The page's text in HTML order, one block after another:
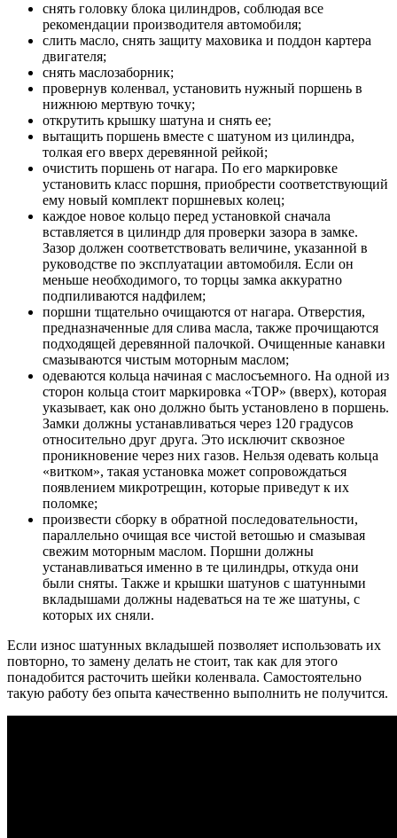
снять головку блока цилиндров, соблюдая все
рекомендации производителя автомобиля;
слить масло, снять защиту маховика и поддон картера
двигателя;
снять маслозаборник;
провернув коленвал, установить нужный поршень в
нижнюю мертвую точку;
открутить крышку шатуна и снять ее;
вытащить поршень вместе с шатуном из цилиндра,
толкая его вверх деревянной рейкой;
очистить поршень от нагара. По его маркировке
установить класс поршня, приобрести соответствующий
ему новый комплект поршневых колец;
каждое новое кольцо перед установкой сначала
вставляется в цилиндр для проверки зазора в замке.
Зазор должен соответствовать величине, указанной в
руководстве по эксплуатации автомобиля. Если он
меньше необходимого, то торцы замка аккуратно
подпиливаются надфилем;
поршни тщательно очищаются от нагара. Отверстия,
предназначенные для слива масла, также прочищаются
подходящей деревянной палочкой. Очищенные канавки
смазываются чистым моторным маслом;
одеваются кольца начиная с маслосъемного. На одной из
сторон кольца стоит маркировка «ТОР» (вверх), которая
указывает, как оно должно быть установлено в поршень.
Замки должны устанавливаться через 120 градусов
относительно друг друга. Это исключит сквозное
проникновение через них газов. Нельзя одевать кольца
«витком», такая установка может сопровождаться
появлением микротрещин, которые приведут к их
поломке;
произвести сборку в обратной последовательности,
параллельно очищая все чистой ветошью и смазывая
свежим моторным маслом. Поршни должны
устанавливаться именно в те цилиндры, откуда они
были сняты. Также и крышки шатунов с шатунными
вкладышами должны надеваться на те же шатуны, с
которых их сняли.
Если износ шатунных вкладышей позволяет использовать их
повторно, то замену делать не стоит, так как для этого
понадобится расточить шейки коленвала. Самостоятельно
такую работу без опыта качественно выполнить не получится.